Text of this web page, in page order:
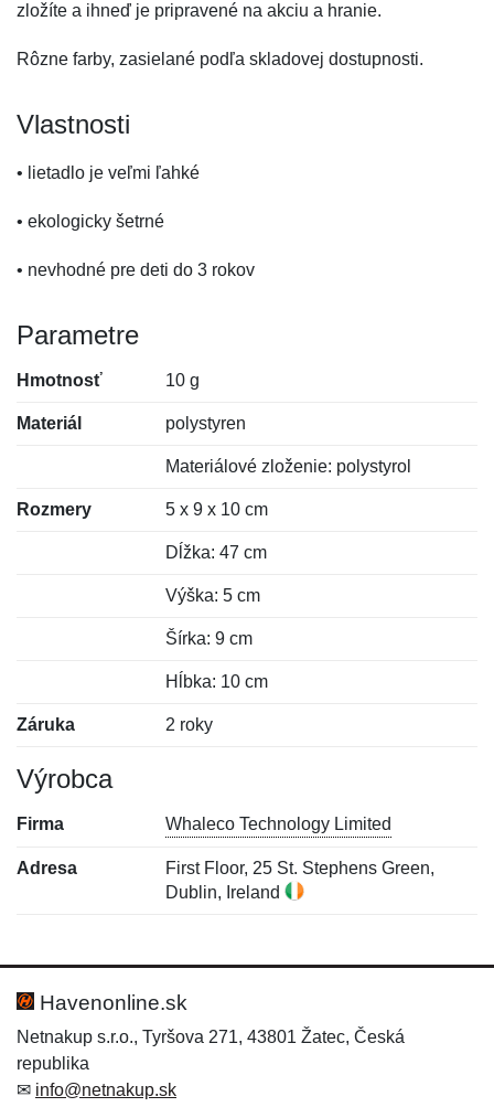
zložíte a ihneď je pripravené na akciu a hranie.
Rôzne farby, zasielané podľa skladovej dostupnosti.
Vlastnosti
• lietadlo je veľmi ľahké
• ekologicky šetrné
• nevhodné pre deti do 3 rokov
Parametre
Hmotnosť 10 g
Materiál polystyren
Materiálové zloženie: polystyrol
Rozmery 5 x 9 x 10 cm
Dĺžka: 47 cm
Výška: 5 cm
Šírka: 9 cm
Hĺbka: 10 cm
Záruka 2 roky
Výrobca
Firma Whaleco Technology Limited
Adresa
First Floor, 25 St. Stephens Green,
Dublin, Ireland
Hodnotenie:
Meno:*
Meno:
E-mail:*
Havenonline.sk
Netnakup s.r.o., Tyršova 271, 43801 Žatec, Česká
republika
✉ info@netnakup.sk